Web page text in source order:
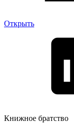
Открыть
Книжное братство